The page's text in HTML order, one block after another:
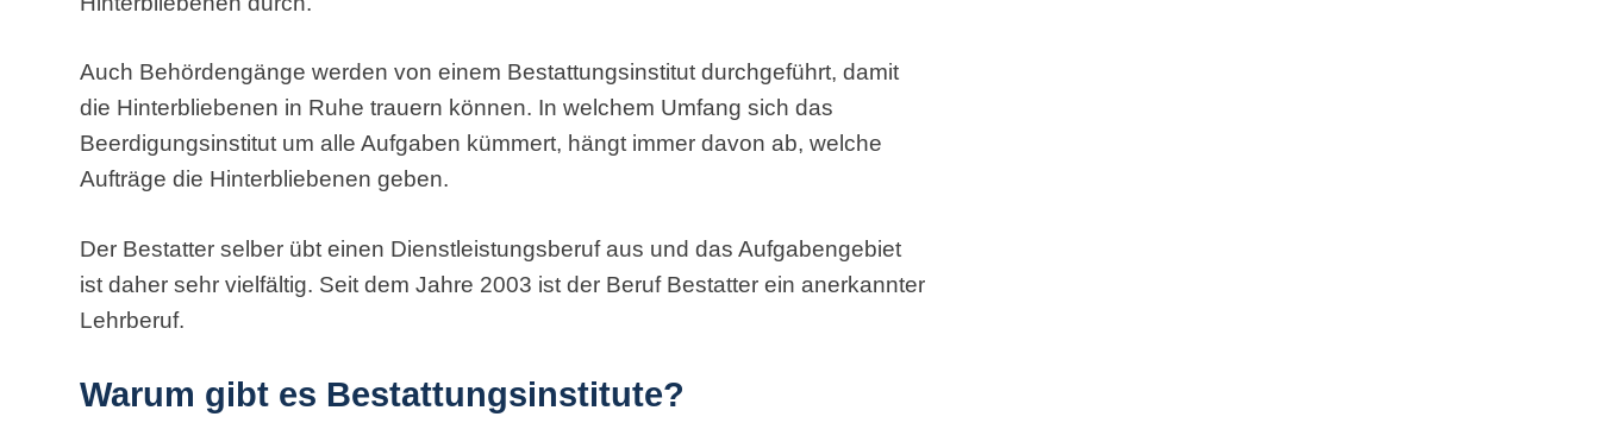
Auch Behördengänge werden von einem Bestattungsinstitut durchgeführt, damit
die Hinterbliebenen in Ruhe trauern können. In welchem Umfang sich das
Beerdigungsinstitut um alle Aufgaben kümmert, hängt immer davon ab, welche
Aufträge die Hinterbliebenen geben.
Der Bestatter selber übt einen Dienstleistungsberuf aus und das Aufgabengebiet
ist daher sehr vielfältig. Seit dem Jahre 2003 ist der Beruf Bestatter ein anerkannter
Lehrberuf.
Warum gibt es Bestattungsinstitute?